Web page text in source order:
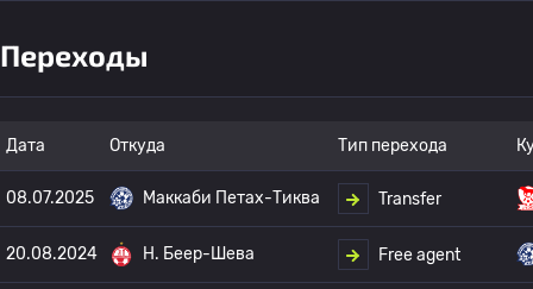
Переходы
Дата Откуда Тип перехода
08.07.2025 Маккаби Петах-Тиква Transfer
20.08.2024 H. Беер-Шева Free agent